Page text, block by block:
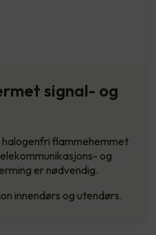
signal- og
halogenfri flammehemmet
og
er nødvendig.
innendørs og utendørs.